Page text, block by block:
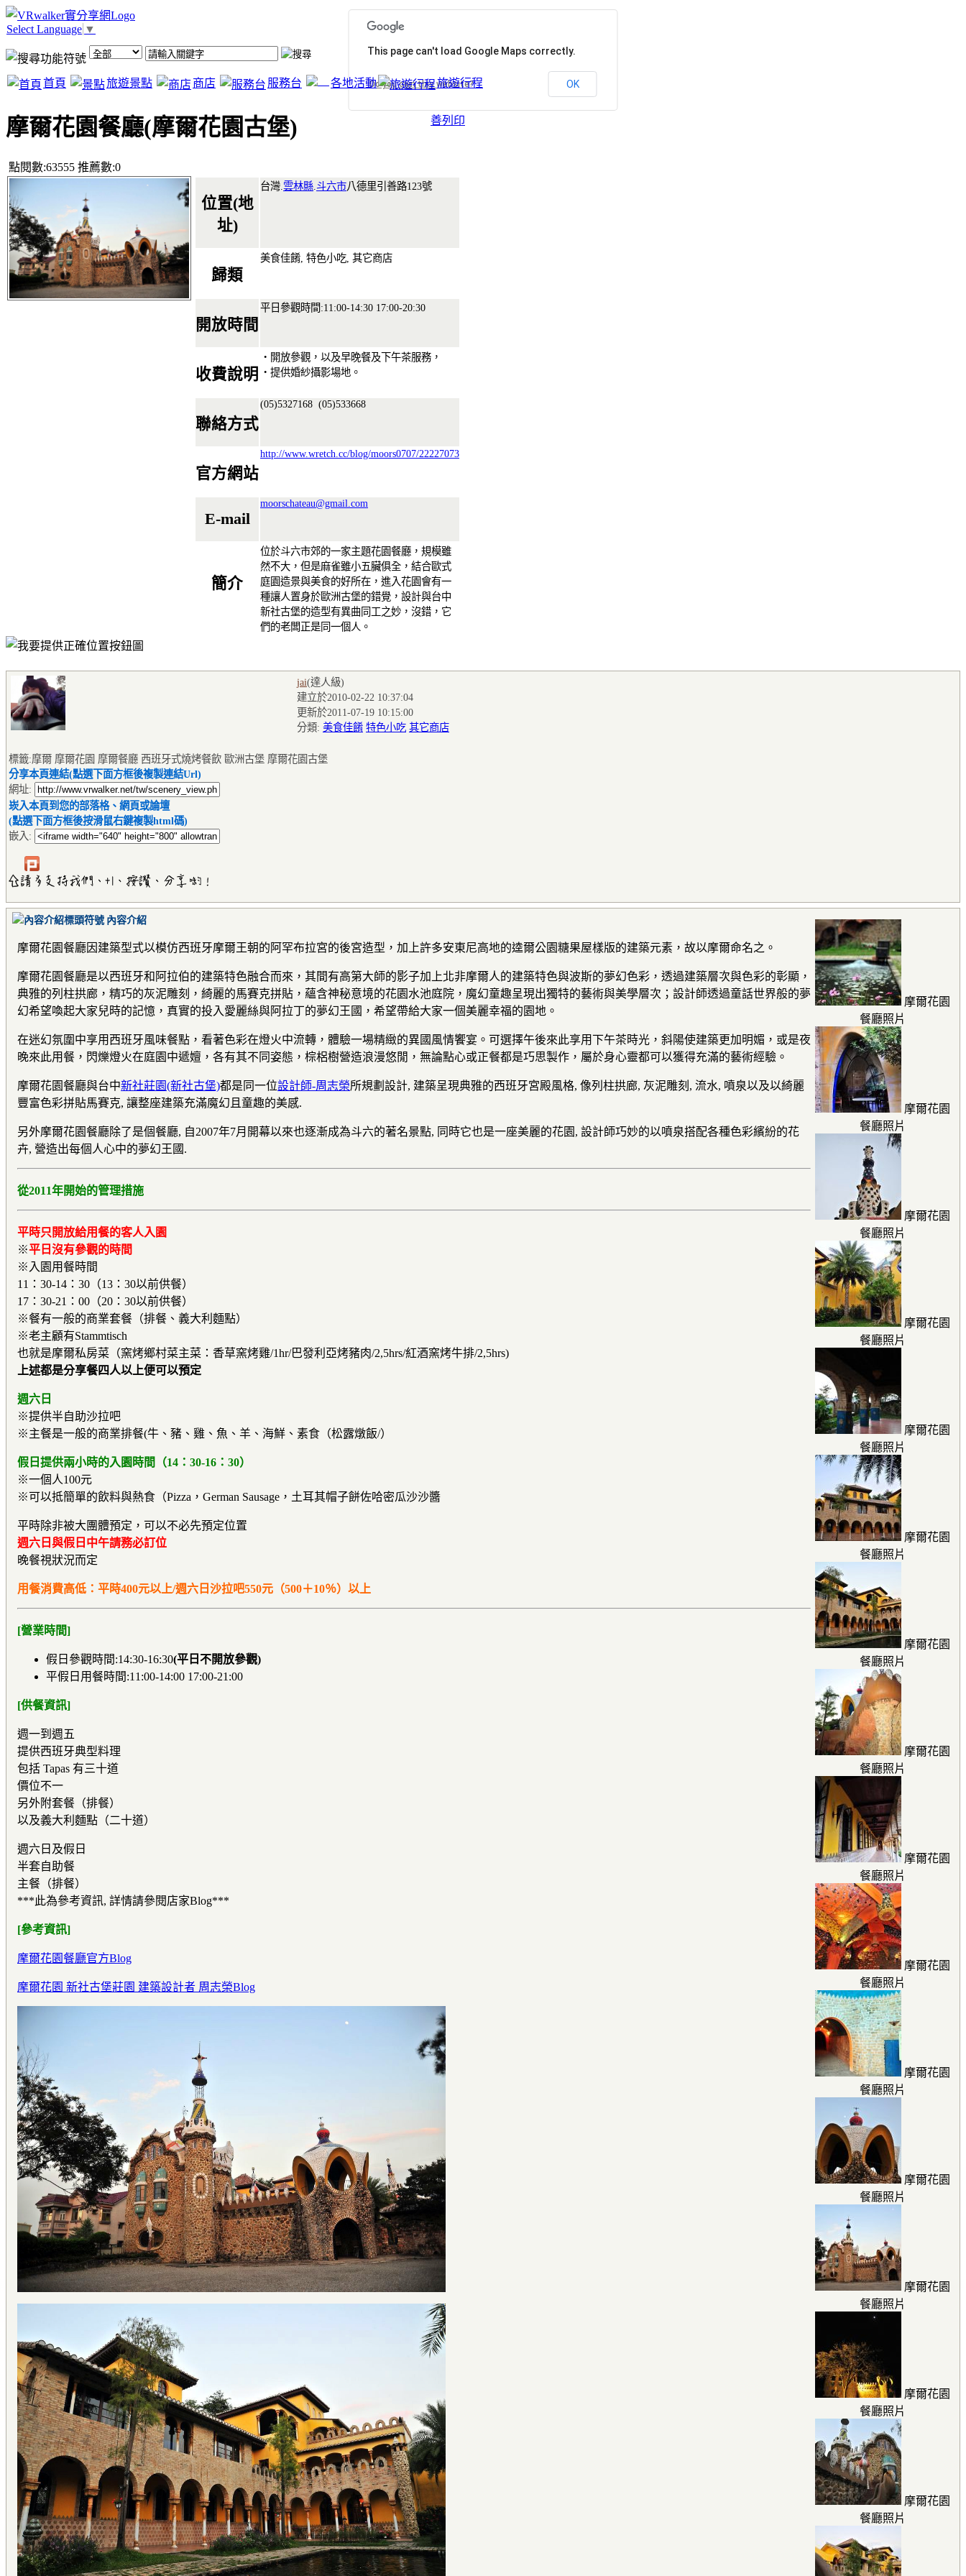
Select Language ▼
首頁 旅遊景點 商店 服務台 各地活動 旅遊行程
摩爾花園餐廳(摩爾花園古堡)
點閱數:63555 推薦數:0
善列印
位置(地
址)
台灣. 雲林縣 斗六市八德里引善路123號
歸類
美食佳餚, 特色小吃, 其它商店
開放時間
平日參觀時間:11:00-14:30 17:00-20:30
收費說明
‧開放參觀，以及早晚餐及下午茶服務，
‧提供婚紗攝影場地。
聯絡方式
(05)5327168 (05)533668
官方網站
http://www.wretch.cc/blog/moors0707/22227073
E-mail
moorschateau@gmail.com
簡介
位於斗六市郊的一家主題花園餐廳，規模雖
然不大，但是麻雀雖小五臟俱全，結合歐式
庭園造景與美食的好所在，進入花園會有一
種讓人置身於歐洲古堡的錯覺，設計與台中
新社古堡的造型有異曲同工之妙，沒錯，它
們的老闆正是同一個人。
jai(達人級)
建立於2010-02-22 10:37:04
更新於2011-07-19 10:15:00
分類: 美食佳餚 特色小吃 其它商店
標籤:摩爾 摩爾花園 摩爾餐廳 西班牙式燒烤餐飲 歐洲古堡 摩爾花園古堡
分享本頁連結(點選下面方框後複製連結Url)
網址:
崁入本頁到您的部落格、網頁或論壇
(點選下面方框後按滑鼠右鍵複製html碼)
嵌入:
摩爾花園
餐廳照片
摩爾花園
餐廳照片
摩爾花園
餐廳照片
摩爾花園
餐廳照片
摩爾花園
餐廳照片
摩爾花園
餐廳照片
摩爾花園
餐廳照片
摩爾花園
餐廳照片
摩爾花園
餐廳照片
摩爾花園
餐廳照片
摩爾花園
餐廳照片
摩爾花園
餐廳照片
摩爾花園
餐廳照片
摩爾花園
餐廳照片
摩爾花園
餐廳照片
內容介紹
摩爾花園餐廳因建築型式以模仿西班牙摩爾王朝的阿罕布拉宮的後宮造型，加上許多安東尼高地的逵爾公園糖果屋樣版的建築元素，故以摩爾命名之。
摩爾花園餐廳是以西班牙和阿拉伯的建築特色融合而來，其間有高第大師的影子加上北非摩爾人的建築特色與波斯的夢幻色彩，透過建築層次與色彩的彰顯，
典雅的列柱拱廊，精巧的灰泥雕刻，綺麗的馬賽克拼貼，蘊含神秘意境的花園水池庭院，魔幻童趣呈現出獨特的藝術與美學層次；設計師透過童話世界般的夢
幻希望喚起大家兒時的記憶，真實的投入愛麗絲與阿拉丁的夢幻王國，希望帶給大家一個美麗幸福的園地。
在迷幻氛圍中享用西班牙風味餐點，看著色彩在燈火中流轉，體驗一場精緻的異國風情饗宴。可選擇午後來此享用下午茶時光，斜陽使建築更加明媚，或是夜
晚來此用餐，閃爍燈火在庭園中遞嬗，各有其不同姿態，棕梠樹營造浪漫悠閒，無論點心或正餐都是巧思製作，屬於身心靈都可以獲得充滿的藝術經驗。
摩爾花園餐廳與台中新社莊園(新社古堡)都是同一位設計師-周志榮所規劃設計, 建築呈現典雅的西班牙宮殿風格, 像列柱拱廊, 灰泥雕刻, 流水, 噴泉以及以綺麗
豐富色彩拼貼馬賽克, 讓整座建築充滿魔幻且童趣的美感.
另外摩爾花園餐廳除了是個餐廳, 自2007年7月開幕以來也逐漸成為斗六的著名景點, 同時它也是一座美麗的花園, 設計師巧妙的以噴泉搭配各種色彩繽紛的花
卉, 營造出每個人心中的夢幻王國.
從2011年開始的管理措施
平時只開放給用餐的客人入園
※平日沒有參觀的時間
※入園用餐時間
11：30-14：30（13：30以前供餐）
17：30-21：00（20：30以前供餐）
※餐有一般的商業套餐（排餐、義大利麵點）
※老主顧有Stammtisch
也就是摩爾私房菜（窯烤鄉村菜主菜：香草窯烤雞/1hr/巴發利亞烤豬肉/2,5hrs/紅酒窯烤牛排/2,5hrs)
上述都是分享餐四人以上便可以預定
週六日
※提供半自助沙拉吧
※主餐是一般的商業排餐(牛、豬、雞、魚、羊、海鮮、素食（松露燉飯/）
假日提供兩小時的入園時間
（14：30-16：30）
※一個人100元
※可以抵簡單的飲料與熱食（Pizza，German Sausage，土耳其帽子餅佐哈密瓜沙沙醬
平時除非被大團體預定，可以不必先預定位置
週六日與假日中午請務必訂位
晚餐視狀況而定
用餐消費高低：平時400元以上/週六日沙拉吧550元（500＋10％）以上
[營業時間]
假日參觀時間:14:30-16:30(平日不開放參觀)
平假日用餐時間:11:00-14:00 17:00-21:00
[供餐資訊]
週一到週五
提供西班牙典型料理
包括 Tapas 有三十道
價位不一
另外附套餐（排餐）
以及義大利麵點（二十道）
週六日及假日
半套自助餐
主餐（排餐）
***此為參考資訊, 詳情請參閱店家Blog***
[參考資訊]
摩爾花園餐廳官方Blog
摩爾花園 新社古堡莊園 建築設計者 周志榮Blog
This page can't load Google Maps correctly.
Do you own this website? OK